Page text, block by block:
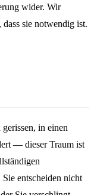
wider. Wir
sie notwendig ist.
in einen
— dieser Traum ist
entscheiden nicht